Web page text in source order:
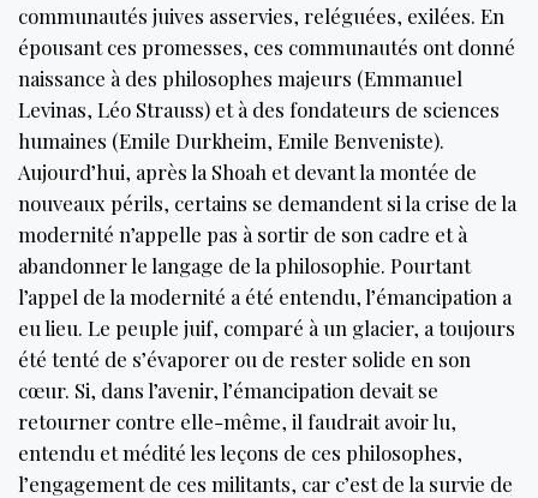
communautés juives asservies, reléguées, exilées. En
épousant ces promesses, ces communautés ont donné
naissance à des philosophes majeurs (Emmanuel
Levinas, Léo Strauss) et à des fondateurs de sciences
humaines (Emile Durkheim, Emile Benveniste).
Aujourd’hui, après la Shoah et devant la montée de
nouveaux périls, certains se demandent si la crise de la
modernité n’appelle pas à sortir de son cadre et à
abandonner le langage de la philosophie. Pourtant
l’appel de la modernité a été entendu, l’émancipation a
eu lieu. Le peuple juif, comparé à un glacier, a toujours
été tenté de s’évaporer ou de rester solide en son
cœur. Si, dans l’avenir, l’émancipation devait se
retourner contre elle-même, il faudrait avoir lu,
entendu et médité les leçons de ces philosophes,
l’engagement de ces militants, car c’est de la survie de